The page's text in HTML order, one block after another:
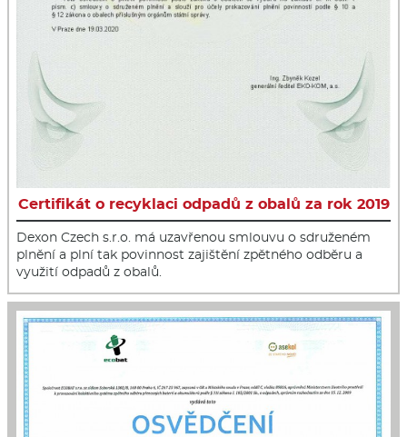
Certifikát o recyklaci odpadů z obalů za rok 2019
Dexon Czech s.r.o. má uzavřenou smlouvu o sdruženém
plnění a plní tak povinnost zajištění zpětného odběru a
využití odpadů z obalů.